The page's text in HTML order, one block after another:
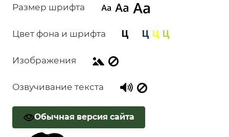
Размер шрифта
Цвет фона и шрифта
Изображения
Озвучивание текста
Обычная версия сайта